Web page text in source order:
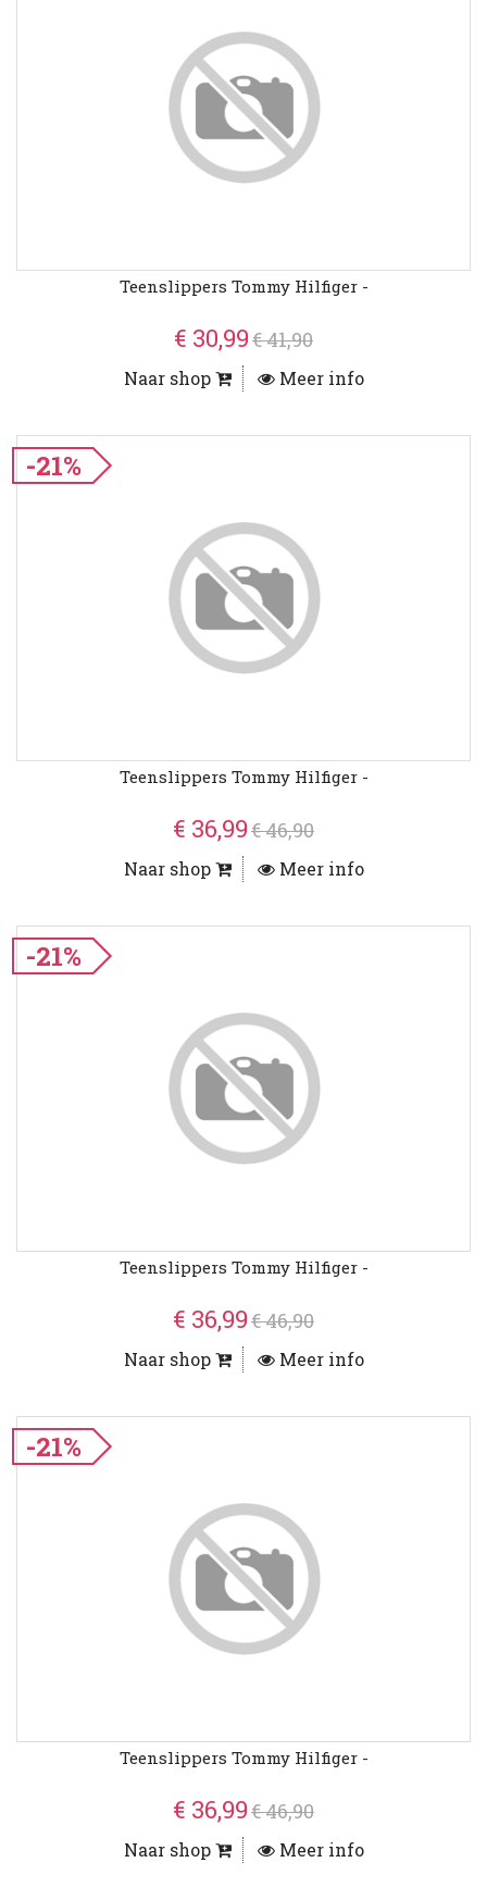
Teenslippers Tommy Hilfiger -
€ 30,99€ 41,90
Naar shop Meer info
-21%
Teenslippers Tommy Hilfiger -
€ 36,99€ 46,90
Naar shop Meer info
-21%
Teenslippers Tommy Hilfiger -
€ 36,99€ 46,90
Naar shop Meer info
-21%
Teenslippers Tommy Hilfiger -
€ 36,99€ 46,90
Naar shop Meer info